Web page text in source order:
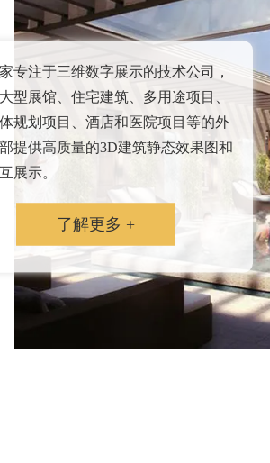
专注于三维数字展示的技术公司，
型展馆、住宅建筑、多用途项目、
规划项目、酒店和医院项目等的外
提供高质量的3D建筑静态效果图和
展示。
了解更多 +